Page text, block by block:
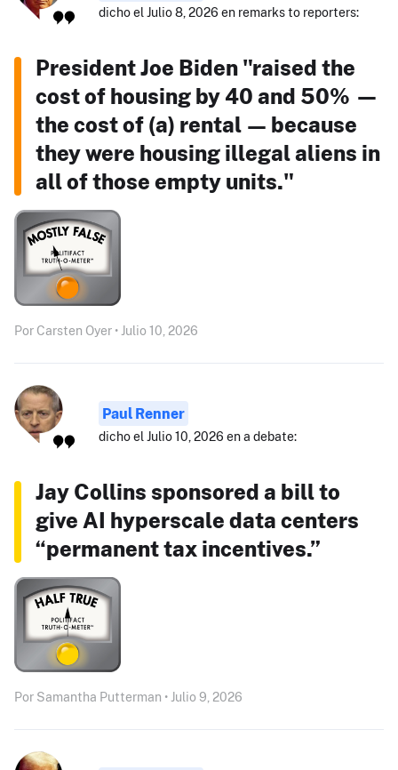
dicho el Julio 8, 2026 en remarks to reporters:
President Joe Biden "raised the
cost of housing by 40 and 50% —
the cost of (a) rental — because
they were housing illegal aliens in
all of those empty units."
Por Carsten Oyer • Julio 10, 2026
Paul Renner
dicho el Julio 10, 2026 en a debate:
Jay Collins sponsored a bill to
give AI hyperscale data centers
“permanent tax incentives.”
Por Samantha Putterman • Julio 9, 2026